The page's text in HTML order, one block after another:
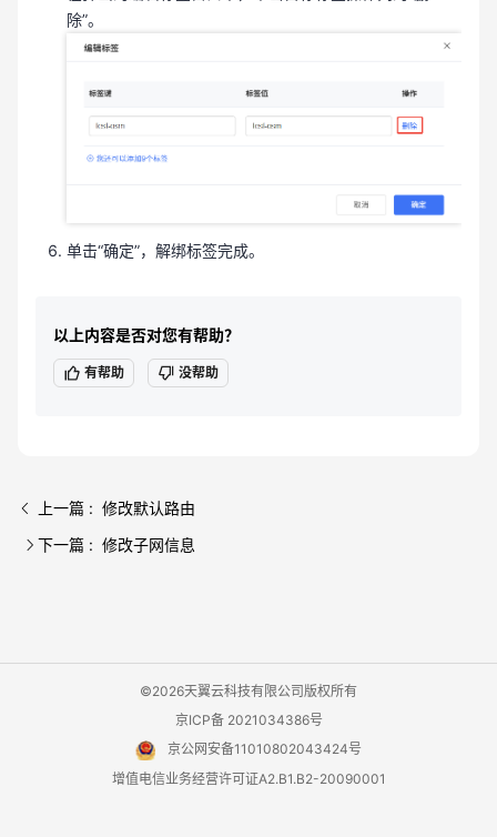
除”。
单击“确定”，解绑标签完成。
以上内容是否对您有帮助？
有帮助 没帮助
上一篇 : 修改默认路由
下一篇 : 修改子网信息
©2026天翼云科技有限公司版权所有
京ICP备 2021034386号
京公网安备11010802043424号
增值电信业务经营许可证A2.B1.B2-20090001